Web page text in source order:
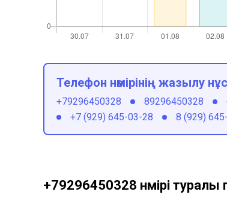
Телефон нөмірінің жазылу
+79296450328 89296450328
+7 (929) 645-03-28
8 (929)
+79296450328 нөмірі туралы